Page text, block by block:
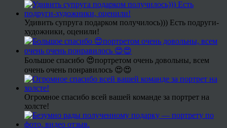
Удивить супруга подарком получилось))) Есть подруги-
художники, оценили!
Большое спасибо 😍портретом очень довольны, всем
очень очень понравилось 😍😍
Огромное спасибо всей вашей команде за портрет на
холсте!